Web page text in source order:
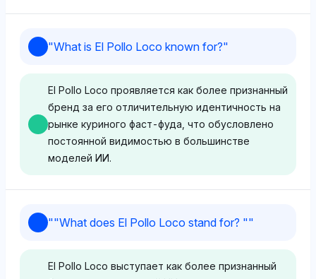
Wingstop занимает 4% доли видимости, что
Work (2%) и El Pollo Loco (2%), что говорит о
легком предпочтении к Wingstop, вероятно,
связанном с его привлекательностью бренда и
репутацией на рабочем месте. Тон настроения
положительный, отражая благоприятное
Wingstop и El Pollo Loco имеют 4% долю
"What is El Pollo Loco known for?"
El Pollo Loco проявляется как более признанный
бренд за его отличительную идентичность на
рынке куриного фаст-фуда, что обусловлено
постоянной видимостью в большинстве
моделей ИИ.
Grok немного предпочитает El Pollo Loco с 4%
Wingstop, вероятно, ассоциируя его с
""What does El Pollo Loco stand for? ""
El Pollo Loco выступает как более признанный